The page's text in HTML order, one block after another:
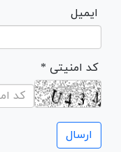
ایمیل
* کد امنیتی